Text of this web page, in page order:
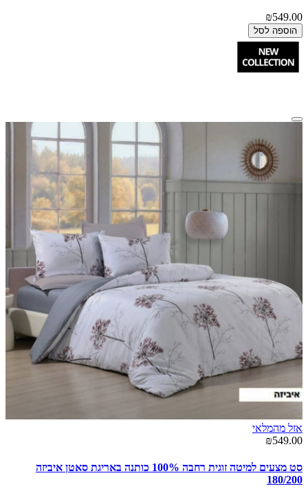
₪549.00
הוספה לסל
אזל מהמלאי
₪549.00
סט מצעים למיטה זוגית רחבה 100% כותנה באריגת סאטן איביזה
180/200